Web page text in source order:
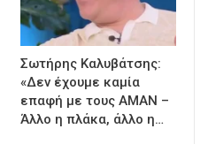
Σωτήρης Καλυβάτσης:
«Δεν έχουμε καμία
επαφή με τους ΑΜΑΝ –
Άλλο η πλάκα, άλλο η…